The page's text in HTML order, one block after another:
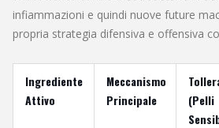
infiammazioni e quindi nuove future
propria strategia difensiva e offensiva
Ingrediente
Attivo
Meccanismo
Principale
(Pelli